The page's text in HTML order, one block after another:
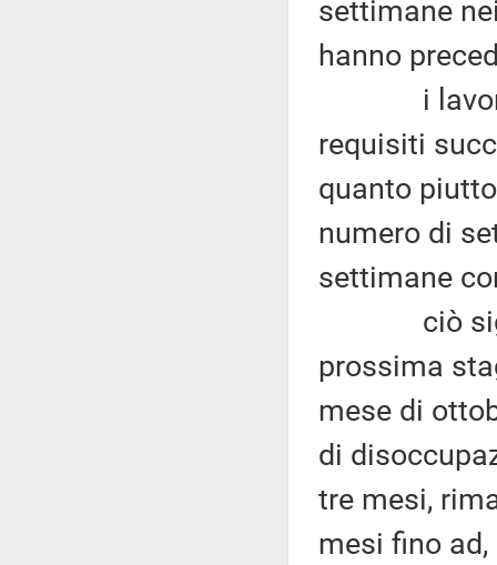
settimane
hanno
i
requisiti
quanto
numero di
settimane
ciò
prossima
mese di
di
tre mesi,
mesi fino